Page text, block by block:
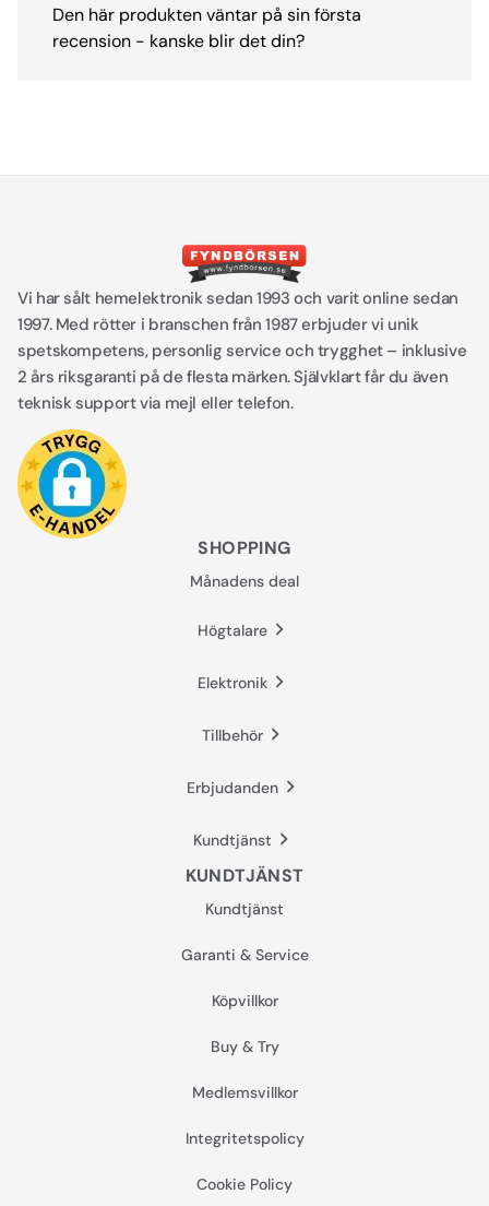
Den här produkten väntar på sin första
recension - kanske blir det din?
Vi har sålt hemelektronik sedan 1993 och varit online sedan
1997. Med rötter i branschen från 1987 erbjuder vi unik
spetskompetens, personlig service och trygghet – inklusive
2 års riksgaranti på de flesta märken. Självklart får du även
teknisk support via mejl eller telefon.
SHOPPING
Månadens deal
Högtalare
Elektronik
Tillbehör
Erbjudanden
Kundtjänst
KUNDTJÄNST
Kundtjänst
Garanti & Service
Köpvillkor
Buy & Try
Medlemsvillkor
Integritetspolicy
Cookie Policy